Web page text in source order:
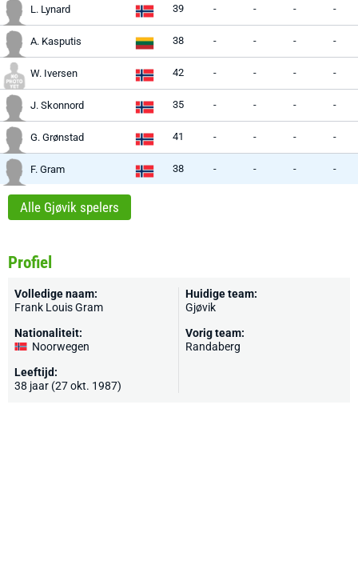
L. Lynard 39 - - - -
A. Kasputis 38 - - - -
W. Iversen 42 - - - -
J. Skonnord 35 - - - -
G. Grønstad 41 - - - -
F. Gram 38 - - - -
Alle Gjøvik spelers
Profiel
Volledige naam:
Frank Louis Gram
Nationaliteit:
Noorwegen
Leeftijd:
38 jaar (27 okt. 1987)
Huidige team:
Gjøvik
Vorig team:
Randaberg